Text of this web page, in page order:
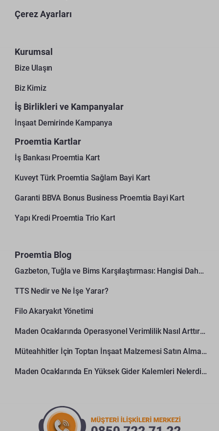
Çerez Ayarları
Kurumsal
Bize Ulaşın
Biz Kimiz
İş Birlikleri ve Kampanyalar
İnşaat Demirinde Kampanya
Proemtia Kartlar
İş Bankası Proemtia Kart
Kuveyt Türk Proemtia Sağlam Bayi Kart
Garanti BBVA Bonus Business Proemtia Bayi Kart
Yapı Kredi Proemtia Trio Kart
Proemtia Blog
Gazbeton, Tuğla ve Bims Karşılaştırması: Hangisi Daha Avantajlı?
TTS Nedir ve Ne İşe Yarar?
Filo Akaryakıt Yönetimi
Maden Ocaklarında Operasyonel Verimlilik Nasıl Arttırılır?
Müteahhitler İçin Toptan İnşaat Malzemesi Satın Alma Rehberi
Maden Ocaklarında En Yüksek Gider Kalemleri Nelerdir?